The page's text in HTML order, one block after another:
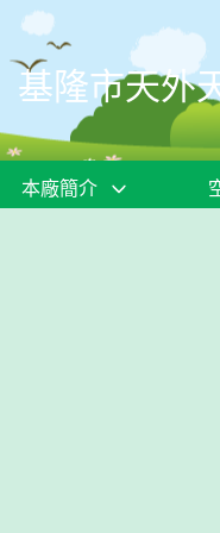
移至網頁之主要內容區位置
基隆市天外
本廠簡介